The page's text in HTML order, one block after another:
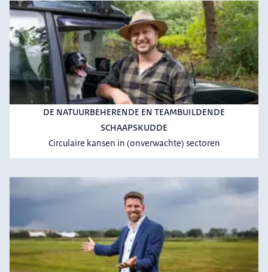
DE NATUURBEHERENDE EN TEAMBUILDENDE
SCHAAPSKUDDE
Circulaire kansen in (onverwachte) sectoren